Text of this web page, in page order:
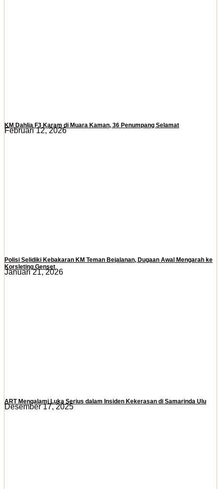
KM Dahlia F3 Karam di Muara Kaman, 36 Penumpang Selamat
Februari 12, 2026
Polisi Selidiki Kebakaran KM Teman Bejalanan, Dugaan Awal Mengarah ke
Korsleting Genset
Januari 21, 2026
ART Mengalami Luka Serius dalam Insiden Kekerasan di Samarinda Ulu
Desember 17, 2025